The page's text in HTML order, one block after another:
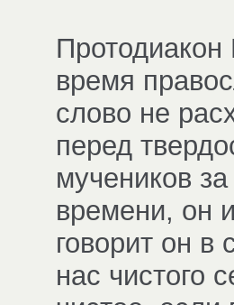
время
слово не
перед
мучеников
времени, он
говорит он в
нас чистого